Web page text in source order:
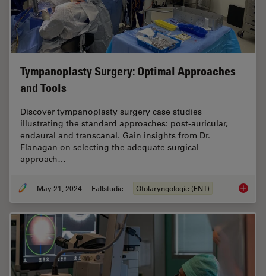
Tympanoplasty Surgery: Optimal Approaches
and Tools
Discover tympanoplasty surgery case studies
illustrating the standard approaches: post-auricular,
endaural and transcanal. Gain insights from Dr.
Flanagan on selecting the adequate surgical
approach…
May 21, 2024 Fallstudie Otolaryngologie (ENT)